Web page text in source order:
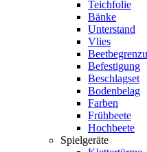
Teichfolie
Bänke
Unterstand
Vlies
Befestigung
Beschlagset
Bodenbelag
Farben
Frühbeete
Hochbeete
Spielgeräte